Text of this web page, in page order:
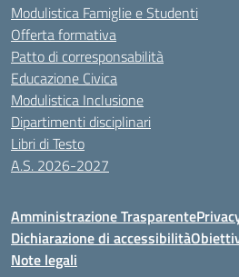
Modulistica Famiglie e Studenti
Offerta formativa
Patto di corresponsabilità
Educazione Civica
Modulistica Inclusione
Dipartimenti disciplinari
Libri di Testo
A.S. 2026-2027
Amministrazione Trasparente
Dichiarazione di accessibilità
Note legali